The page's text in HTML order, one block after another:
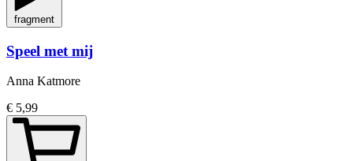
fragment
Speel met mij
Anna Katmore
€ 5,99